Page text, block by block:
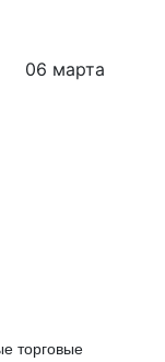
06 марта
торговые